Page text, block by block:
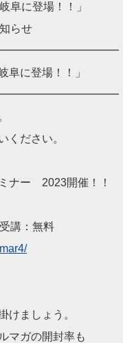
阜に登場！！」
らせ
阜に登場！！」
ください。
ナー 2023開催！！
講：無料
けましょう。
マガの開封率も